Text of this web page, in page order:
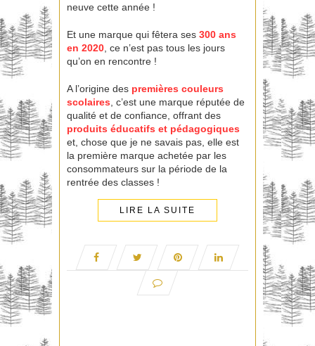
neuve cette année !
Et une marque qui fêtera ses 300 ans
en 2020 , ce n’est pas tous les jours
qu’on en rencontre !
A l’origine des premières couleurs
scolaires , c’est une marque réputée de
qualité et de confiance, offrant des
produits éducatifs et pédagogiques
et, chose que je ne savais pas, elle est
la première marque achetée par les
consommateurs sur la période de la
rentrée des classes !
LIRE LA SUITE